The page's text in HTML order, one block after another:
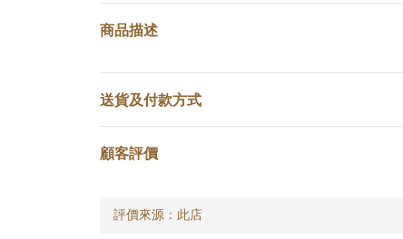
商品描述
送貨及付款方式
顧客評價